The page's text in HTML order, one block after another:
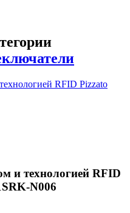
и технологией RFID
N006